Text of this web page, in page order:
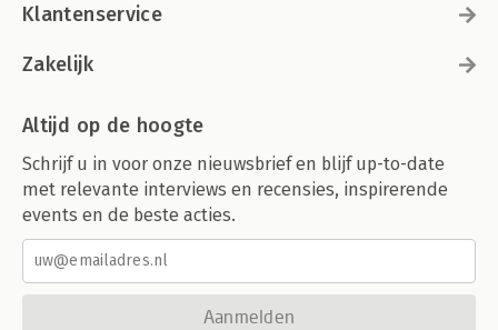
Klantenservice
Zakelijk
Altijd op de hoogte
Schrijf u in voor onze nieuwsbrief en blijf up-to-date
met relevante interviews en recensies, inspirerende
events en de beste acties.
Aanmelden